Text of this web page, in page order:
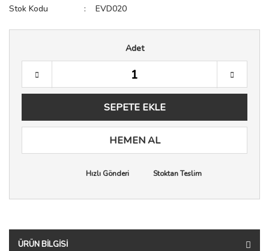
Stok Kodu
EVD020
Adet
SEPETE EKLE
HEMEN AL
Hızlı Gönderi Stoktan Teslim
ÜRÜN BILGISI